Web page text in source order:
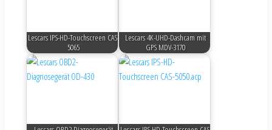
Lescars IPS-HD-Touchscreen CAS-
5065
Lescars 4K-UHD-Dashcam mit
GPS MDV-3170